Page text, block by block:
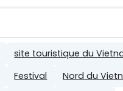
site touristique du
Festival
Nord du